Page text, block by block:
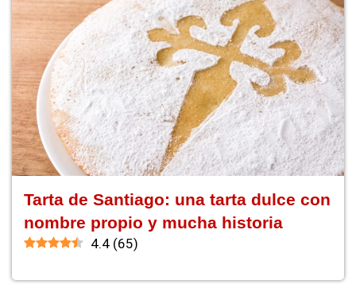
Tarta de Santiago: una tarta dulce con
nombre propio y mucha historia
4.4 (65)